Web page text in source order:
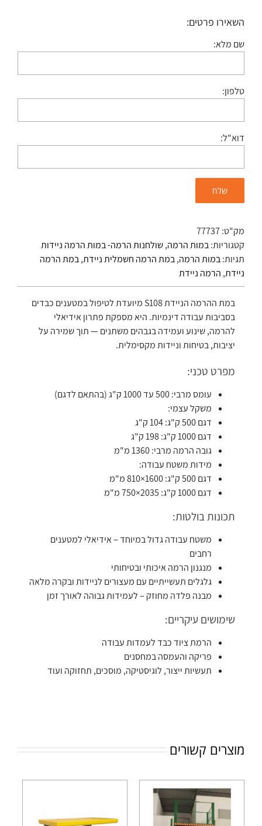
השאירו פרטים:
שם מלא:
טלפון:
דוא"ל:
מק"ט:77737
קטגוריות:במות הרמה,שולחנות הרמה- במות הרמה ניידות
תגיות:במות הרמה,במת הרמה חשמלית ניידת,במת הרמה
ניידת, הרמה ניידת
במת ההרמה הניידת S108 מיועדת לטיפול במטענים כבדים
בסביבות עבודה דינמיות. היא מספקת פתרון אידיאלי
להרמה, שינוע ועמידה בגבהים משתנים — תוך שמירה על
יציבות, בטיחות וניידות מקסימלית.
מפרט טכני:
עומס מרבי: 500 עד 1000 ק"ג (בהתאם לדגם)
משקל עצמי:
דגם 500 ק"ג: 104 ק"ג
דגם 1000 ק"ג: 198 ק"ג
גובה הרמה מרבי: 1360 מ"מ
מידות משטח עבודה:
דגם 500 ק"ג: 1600×810 מ"מ
דגם 1000 ק"ג: 2035×750 מ"מ
תכונות בולטות:
משטח עבודה גדול במיוחד – אידיאלי למטענים
רחבים
מנגנון הרמה איכותי ובטיחותי
גלגלים תעשייתיים עם מעצורים לניידות ובקרה מלאה
מבנה פלדה מחוזק – לעמידות גבוהה לאורך זמן
שימושים עיקריים:
הרמת ציוד כבד לעמדות עבודה
פריקה והעמסה במחסנים
תעשיות ייצור, לוגיסטיקה, מוסכים, תחזוקה ועוד
מוצרים קשורים